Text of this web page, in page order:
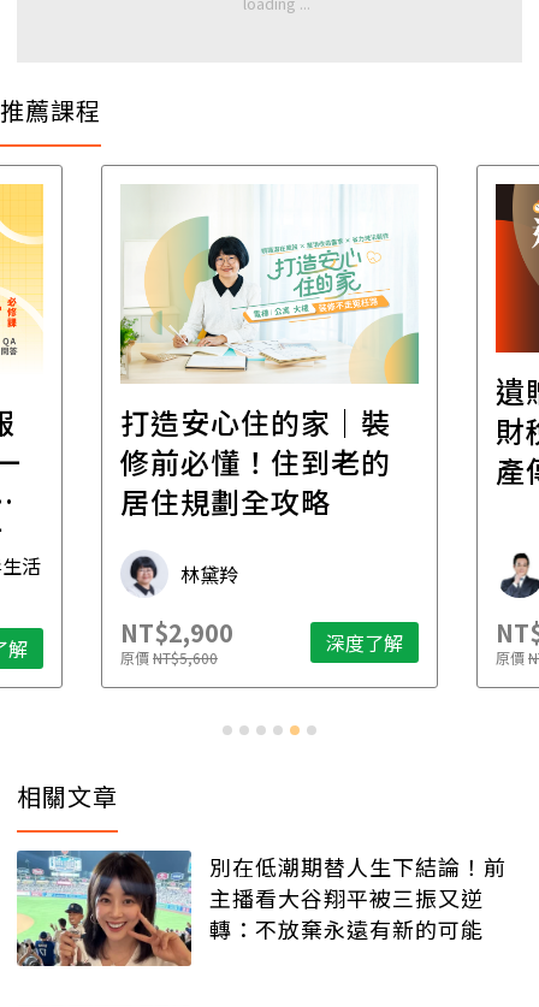
推薦課程
活
解
打造安心住的家｜裝
修前必懂！住到老的
居住規劃全攻略
林黛羚
NT$2,900
原價NT$5,600 深度了解
遺
財
產
原價
相關文章
別在低潮期替人生下結論！前
主播看大谷翔平被三振又逆
轉：不放棄永遠有新的可能